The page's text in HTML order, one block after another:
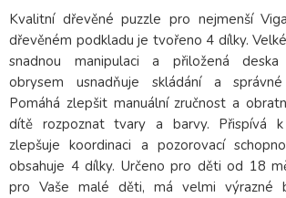
Kvalitní dřevěné puzzle pro nejmenší
dřevěném podkladu je tvořeno 4 dílky.
snadnou manipulaci a přiložená
obrysem usnadňuje skládání a
Pomáhá zlepšit manuální zručnost a
dítě rozpoznat tvary a barvy. Přispívá k
zlepšuje koordinaci a pozorovací
obsahuje 4 dílky. Určeno pro děti od 18
pro Vaše malé děti, má velmi výrazné